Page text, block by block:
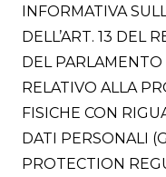
INFORMATIVA
DELL’ART. 13 DEL
DEL
RELATIVO ALLA
FISICHE CON
DATI PERSONALI
PROTECTION